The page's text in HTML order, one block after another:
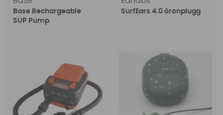
Base Rechargeable
SUP Pump
SurfEars 4.0 öronplugg